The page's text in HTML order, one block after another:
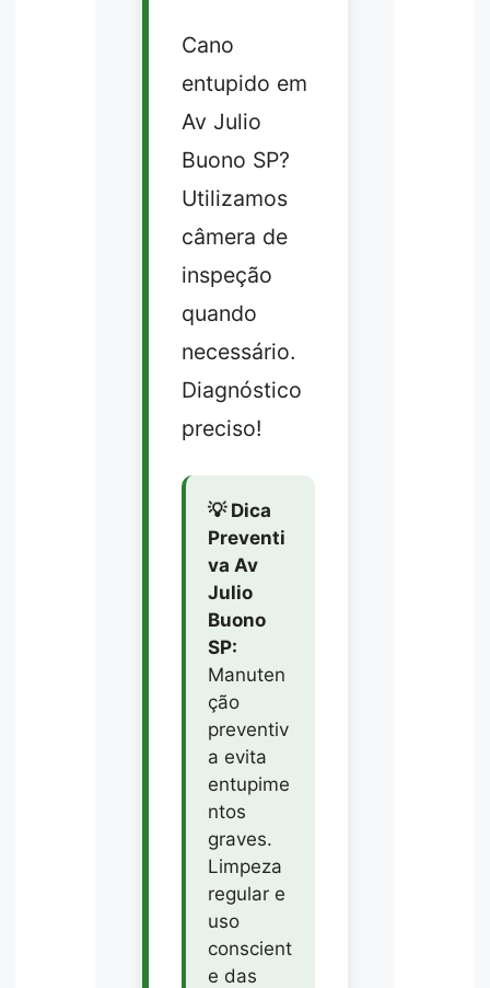
Cano
entupido em
Av Julio
Buono SP?
Utilizamos
câmera de
inspeção
quando
necessário.
Diagnóstico
preciso!
💡 Dica
Preventi
va Av
Julio
Buono
SP:
Manuten
ção
preventiv
a evita
entupime
ntos
graves.
Limpeza
regular e
uso
conscient
e das